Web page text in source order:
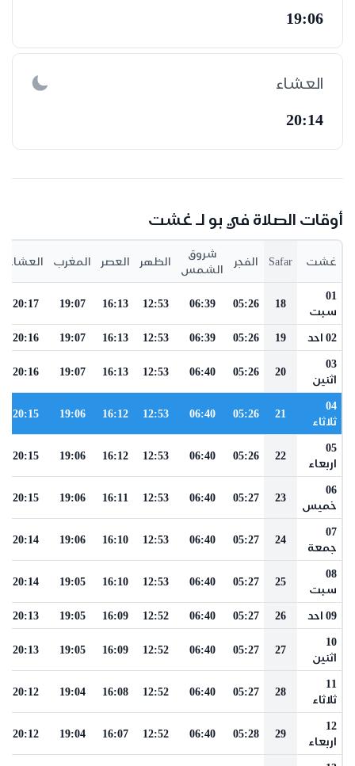
19:06
العشاء
20:14
أوقات الصلاة في بو لـ غشت
غشت Safar الفجر
شروق
الشمس
الظهر العصر المغرب العشاء
01
سبت
18
05:26
06:39
12:53
16:13
19:07
20:17
02 احد 19
05:26
06:39
12:53
16:13
19:07
20:16
03
اثنين
20
05:26
06:40
12:53
16:13
19:07
20:16
04
ثلاثاء
21
05:26
06:40
12:53
16:12
19:06
20:15
05
اربعاء
22
05:26
06:40
12:53
16:12
19:06
20:15
06
خميس
23
05:27
06:40
12:53
16:11
19:06
20:15
07
جمعة
24
05:27
06:40
12:53
16:10
19:06
20:14
08
سبت
25
05:27
06:40
12:53
16:10
19:05
20:14
09 احد 26
05:27
06:40
12:52
16:09
19:05
20:13
10
اثنين
27
05:27
06:40
12:52
16:09
19:05
20:13
11
ثلاثاء
28
05:27
06:40
12:52
16:08
19:04
20:12
12
اربعاء
29
05:28
06:40
12:52
16:07
19:04
20:12